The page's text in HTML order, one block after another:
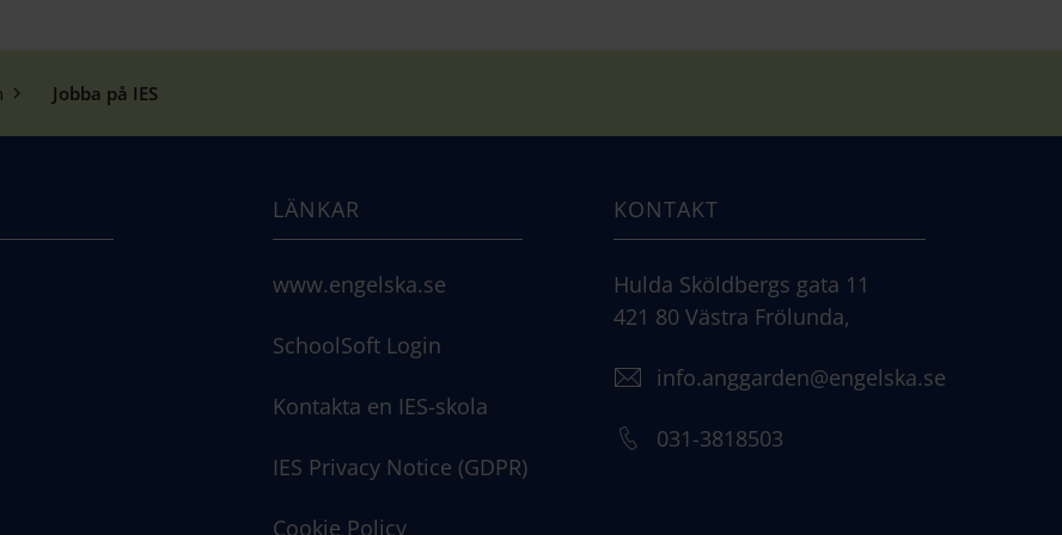
Jobba på IES
LÄNKAR
www.engelska.se
SchoolSoft Login
Kontakta en IES-skola
IES Privacy Notice (GDPR)
Cookie Policy
KONTAKT
Hulda Sköldbergs gata 11
421 80 Västra Frölunda,
info.anggarden@engelska.se
031-3818503